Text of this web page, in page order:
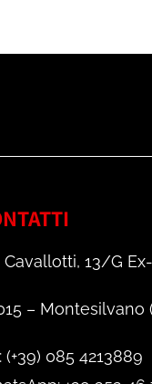
Cavallotti, 13/G
– Montesilvano
(+39) 085 4213889